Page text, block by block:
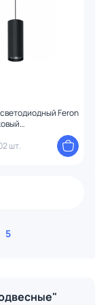
Feron
15W, 1350 Lm,
черный
шт.
5